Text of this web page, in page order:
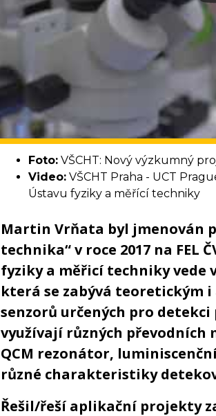
Foto:VŠCHT: Nový výzkumný
Video:VŠCHT Praha - UCT
Ústavu fyziky a měřící techniky
Martin Vrňata byl jmenován
technika“ v roce 2017 na FEL
fyziky a měřicí techniky vede
která se zabývá teoretickým
senzorů určených pro detekci
využívají různých převodních
QCM rezonátor,
různé charakteristiky
Řešil/řeší aplikační projekty